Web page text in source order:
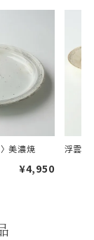
美濃焼
¥4,950
浮雲 パ